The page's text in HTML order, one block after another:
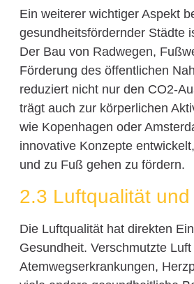
Ein weiterer wichtiger Aspekt
gesundheitsfördernder Städte
Der Bau von Radwegen,
Förderung des öffentlichen
reduziert nicht nur den CO2-
trägt auch zur körperlichen
wie Kopenhagen oder
innovative Konzepte
und zu Fuß gehen zu fördern.
2.3 Luftqualität
Die Luftqualität hat direkten
Gesundheit. Verschmutzte Luft
Atemwegserkrankungen,